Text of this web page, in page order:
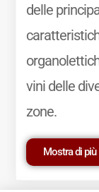
delle
vini delle
zone.
Mostra di più